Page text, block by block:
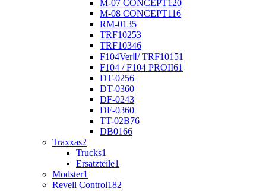
M-07 CONCEPT120
M-08 CONCEPT116
RM-0135
TRF10253
TRF10346
F104VerⅡ/ TRF101 51
F104 / F104 PROII61
DT-0256
DT-0360
DF-0243
DF-0360
TT-02B76
DB0166
Traxxas2
Trucks1
Ersatzteile1
Modster1
Revell Control182